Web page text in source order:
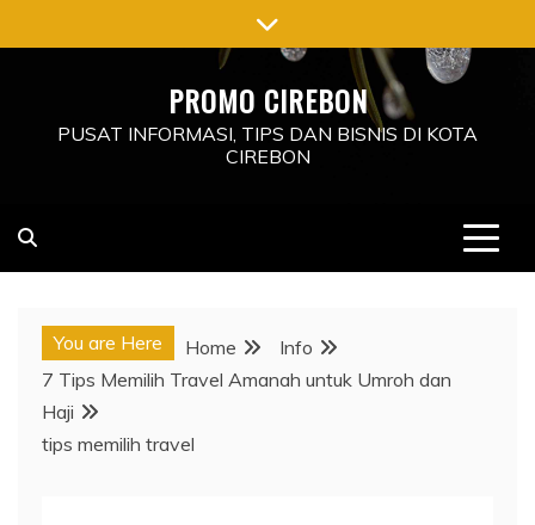
to
PROMO CIREBON
PUSAT INFORMASI, TIPS DAN BISNIS DI KOTA
CIREBON
You are Here Home
Info
7 Tips Memilih Travel Amanah untuk Umroh dan
Haji
tips memilih travel